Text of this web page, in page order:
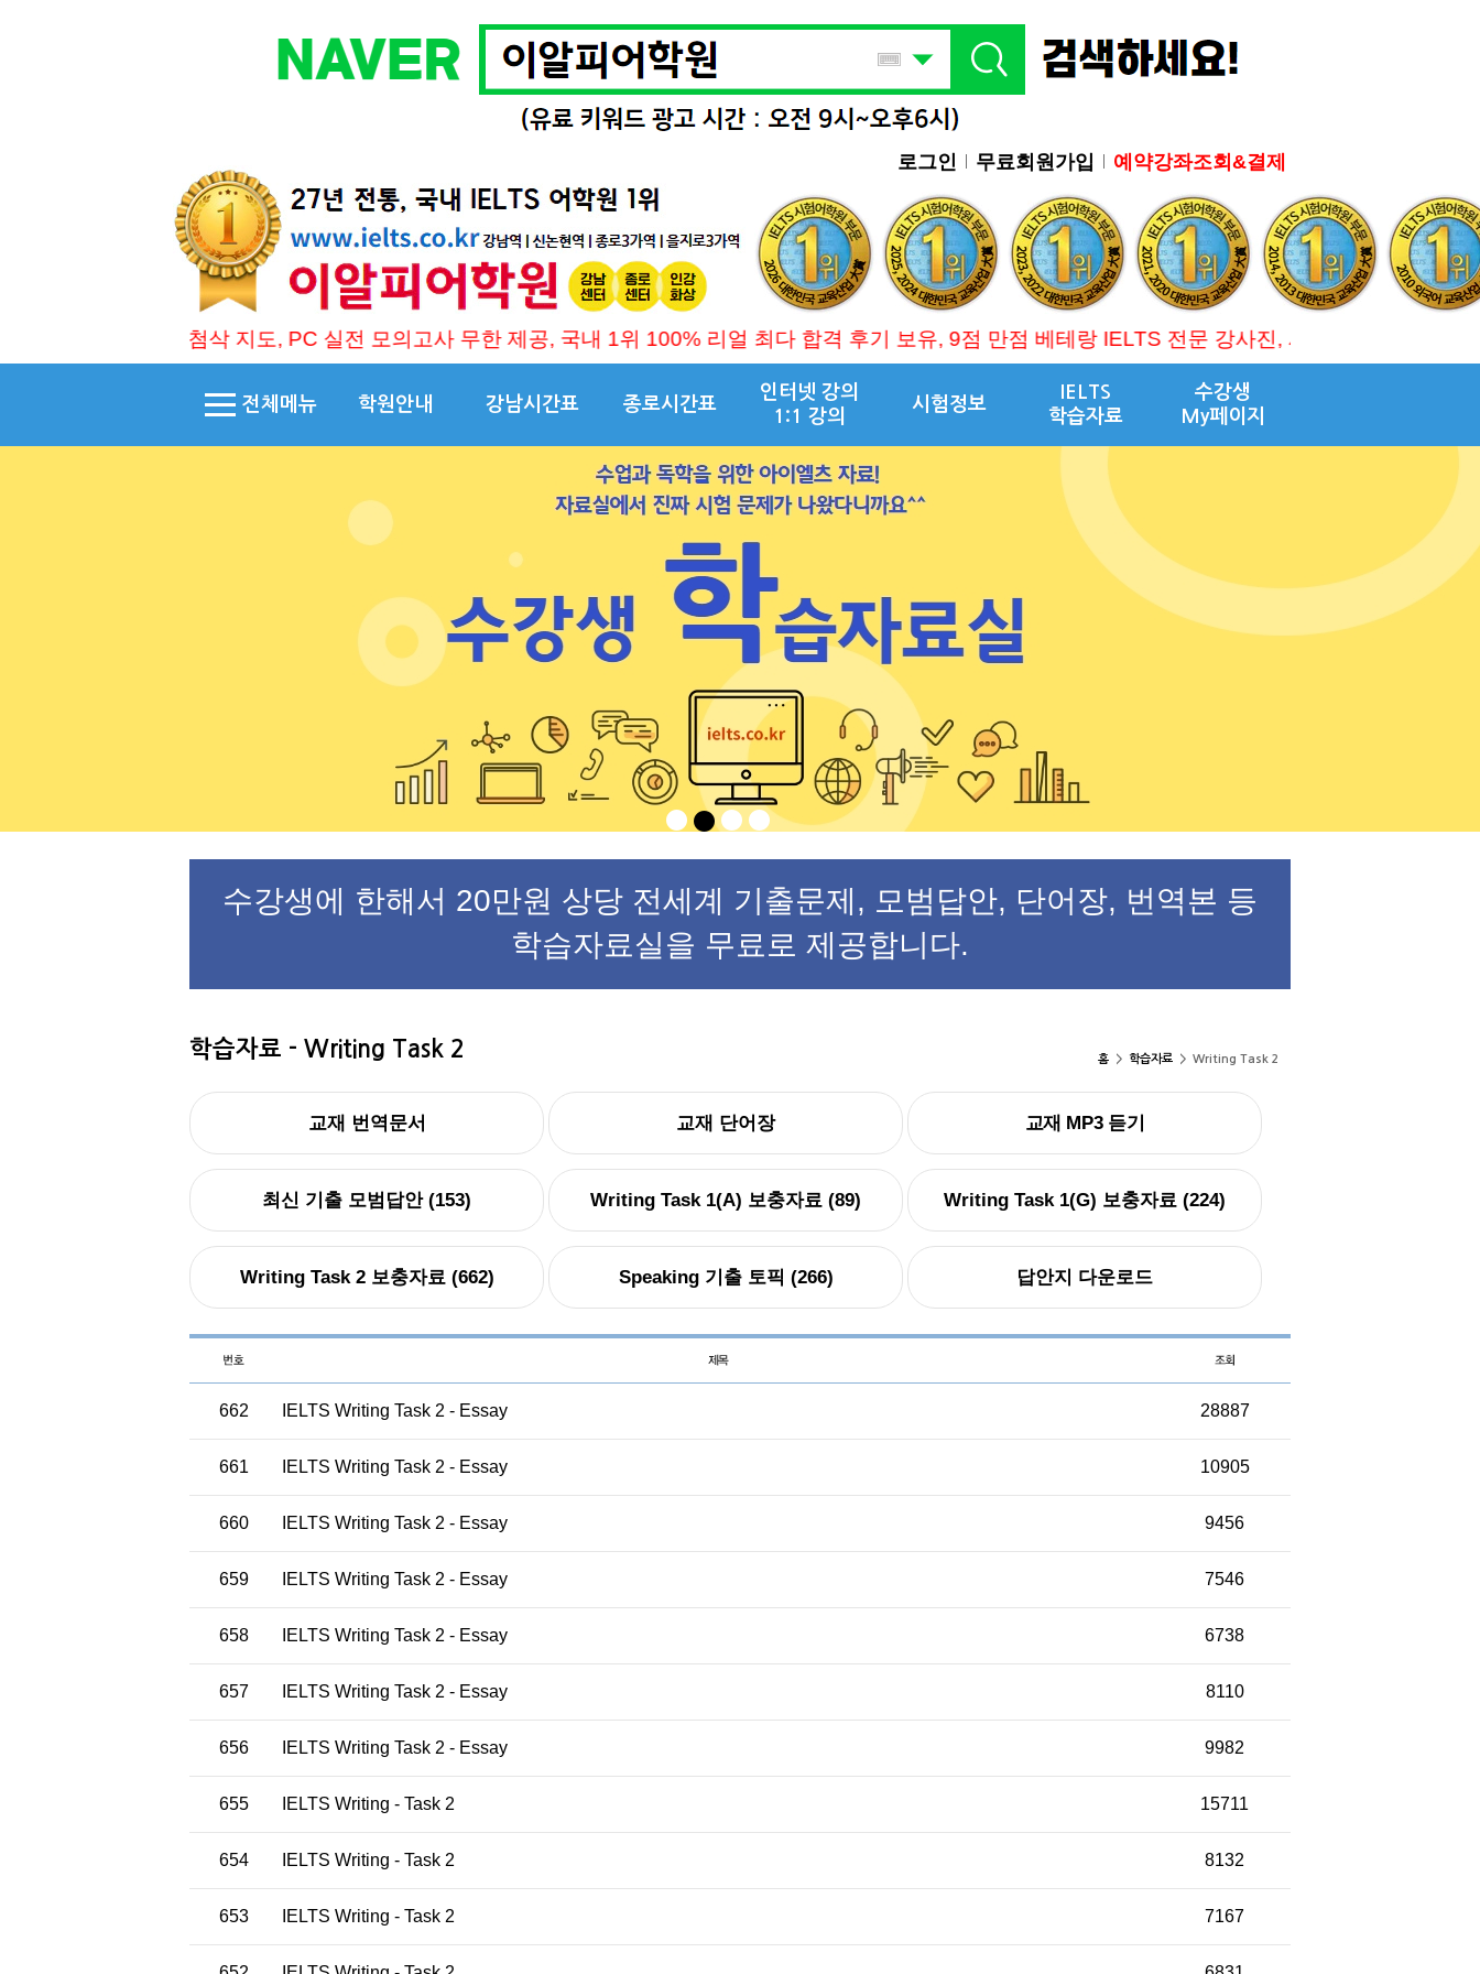
로그인 무료회원가입 예약강좌조회&결제
, 1:1 첨삭 지도, PC 실전 모의고사 무한 제공, 국내 1위 100% 리얼 최다 합격 후기 보유, 9점 만점 베테랑 IELTS 전문 강사진, 시험관 채점 교육 수료, 수업
전체메뉴 학원안내 강남시간표 종로시간표
인터넷 강의
1:1 강의
시험정보
IELTS
학습자료
수강생
My페이지
수강생에 한해서 20만원 상당 전세계 기출문제, 모범답안, 단어장, 번역본 등
학습자료실을 무료로 제공합니다.
학습자료 - Writing Task 2 홈 > 학습자료 > Writing Task 2
교재 번역문서 교재 단어장 교재 MP3 듣기
최신 기출 모범답안 (153) Writing Task 1(A) 보충자료 (89) Writing Task 1(G) 보충자료 (224)
Writing Task 2 보충자료 (662) Speaking 기출 토픽 (266) 답안지 다운로드
662 IELTS Writing Task 2 - Essay 28887
661 IELTS Writing Task 2 - Essay 10905
660 IELTS Writing Task 2 - Essay 9456
659 IELTS Writing Task 2 - Essay 7546
658 IELTS Writing Task 2 - Essay 6738
657 IELTS Writing Task 2 - Essay 8110
656 IELTS Writing Task 2 - Essay 9982
655 IELTS Writing - Task 2 15711
654 IELTS Writing - Task 2 8132
653 IELTS Writing - Task 2 7167